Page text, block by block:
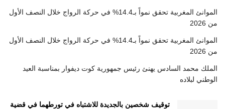
الموانئ المغربية تحقق نمواً بـ14.4% في حركة الرواج خلال النصف الأول
من 2026
الموانئ المغربية تحقق نمواً بـ14.4% في حركة الرواج خلال النصف الأول
من 2026
الملك محمد السادس يهنئ رئيس جمهورية كوت ديفوار بمناسبة العيد
الوطني لبلاده
توقيف شخصين بالجديدة للاشتباه في تورطهما في قضية